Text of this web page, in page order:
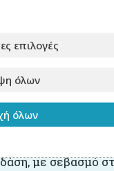
Για την
ΣτοBabyllama,
άριστη ποιότητα
επιλέγουμε
δάση, με σεβασμό
επιλογές
όλων
όλων
[ΘΕΛΩ
Με την εγγραφή σου,